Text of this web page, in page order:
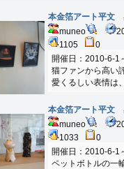
本金箔アート平文
muneo
1105
0
開催日：2010-6-1
猫ファンから高い
愛くるしい表情は
本金箔アート平文
muneo
1033
0
開催日：2010-6-1
ペットボトルの一